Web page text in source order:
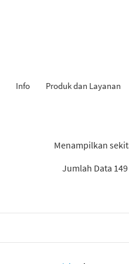
Info Produk dan Layanan
Menampilkan
Jumlah Data 149